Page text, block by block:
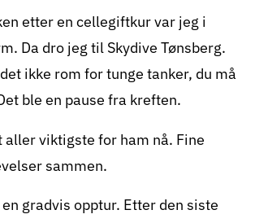
etter en cellegiftkur var jeg i
Da dro jeg til Skydive Tønsberg.
ikke rom for tunge tanker, du må
ble en pause fra kreften.
aller viktigste for ham nå. Fine
sammen.
gradvis opptur. Etter den siste